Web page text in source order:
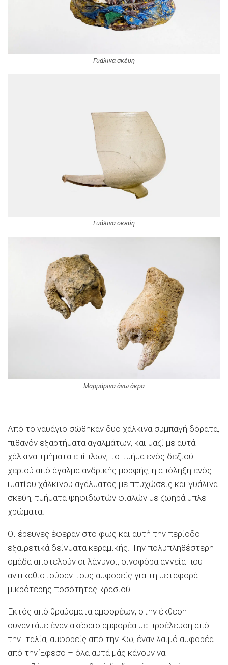
Γυάλινα σκέυη
Γυάλινα σκεύη
Μαρμάρινα άνω άκρα
Από το ναυάγιο σώθηκαν δυο χάλκινα συμπαγή δόρατα,
πιθανόν εξαρτήματα αγαλμάτων, και μαζί με αυτά
χάλκινα τμήματα επίπλων, το τμήμα ενός δεξιού
χεριού από άγαλμα ανδρικής μορφής, η απόληξη ενός
ιματίου χάλκινου αγάλματος με πτυχώσεις και γυάλινα
σκεύη, τμήματα ψηφιδωτών φιαλών με ζωηρά μπλε
χρώματα.
Οι έρευνες έφεραν στο φως και αυτή την περίοδο
εξαιρετικά δείγματα κεραμικής. Την πολυπληθέστερη
ομάδα αποτελούν οι λάγυνοι, οινοφόρα αγγεία που
αντικαθιστούσαν τους αμφορείς για τη μεταφορά
μικρότερης ποσότητας κρασιού.
Εκτός από θραύσματα αμφορέων, στην έκθεση
συναντάμε έναν ακέραιο αμφορέα με προέλευση από
την Ιταλία, αμφορείς από την Κω, έναν λαιμό αμφορέα
από την Έφεσο – όλα αυτά μάς κάνουν να